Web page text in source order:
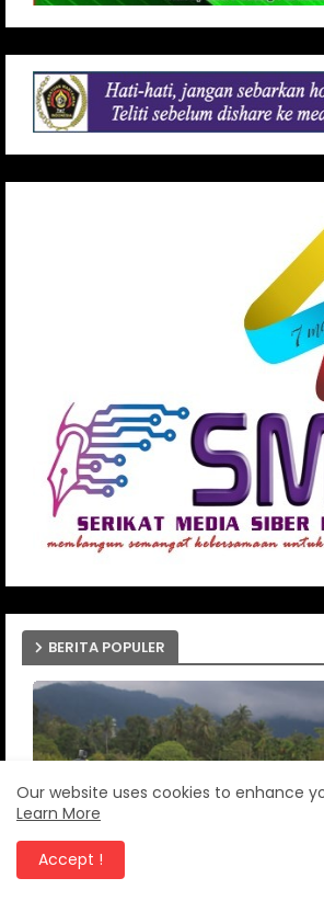
BERITA POPULER
Our website uses cookies to enhance
Learn More
Accept !